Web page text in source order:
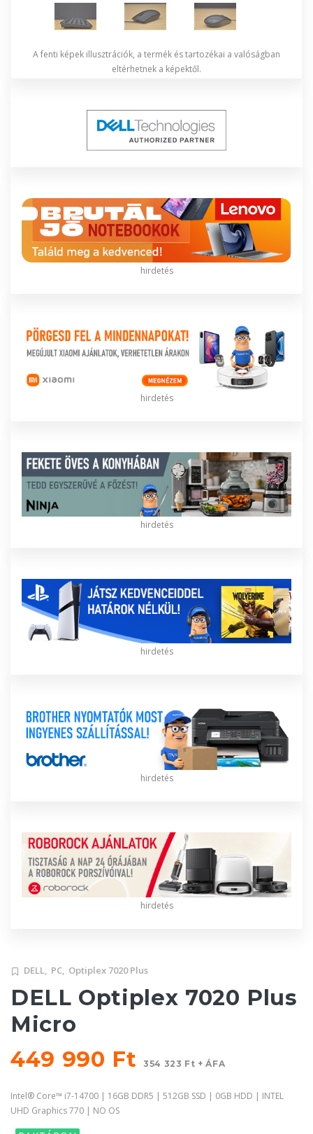
A fenti képek illusztrációk, a termék és tartozékai a valóságban
eltérhetnek a képektől.
hirdetés
hirdetés
hirdetés
hirdetés
hirdetés
hirdetés
DELL, PC, Optiplex 7020 Plus
DELL Optiplex 7020 Plus
Micro
449 990 Ft
354 323 Ft + ÁFA
Intel® Core™ i7-14700 | 16GB DDR5 | 512GB SSD | 0GB HDD | INTEL
UHD Graphics 770 | NO OS